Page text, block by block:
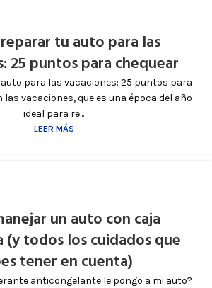
tu auto para las
25 puntos para chequear
para las vacaciones: 25 puntos para
las vacaciones, que es una época del año
ideal para re...
LEER MÁS
un auto con caja
(y todos los cuidados que
tener en cuenta)
anticongelante le pongo a mi auto?